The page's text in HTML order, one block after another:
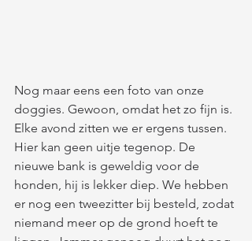
Nog maar eens een foto van onze
doggies. Gewoon, omdat het zo fijn is.
Elke avond zitten we er ergens tussen.
Hier kan geen uitje tegenop. De
nieuwe bank is geweldig voor de
honden, hij is lekker diep. We hebben
er nog een tweezitter bij besteld, zodat
niemand meer op de grond hoeft te